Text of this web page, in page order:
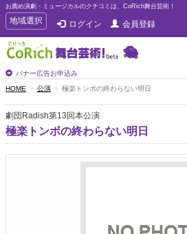
お薦め演劇・ミュージカルのクチコミは、CoRich舞台芸術！
T
o
g
g
e
n
a
v
i
g
地域選択 ログイン 会員登録
バナー広告お申込み
HOME 公演 極楽トンボの終わらない明日
劇団Radish第13回本公演
極楽トンボの終わらない明日